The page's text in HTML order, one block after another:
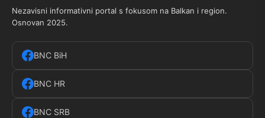
Nezavisni informativni portal s fokusom na Balkan i region.
Osnovan 2025.
BNC BiH
BNC HR
BNC SRB